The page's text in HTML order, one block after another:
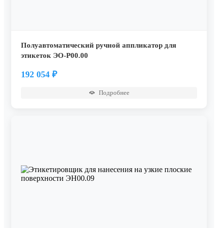
Полуавтоматический ручной аппликатор для
этикеток ЭО-Р00.00
192 054 ₽
Подробнее